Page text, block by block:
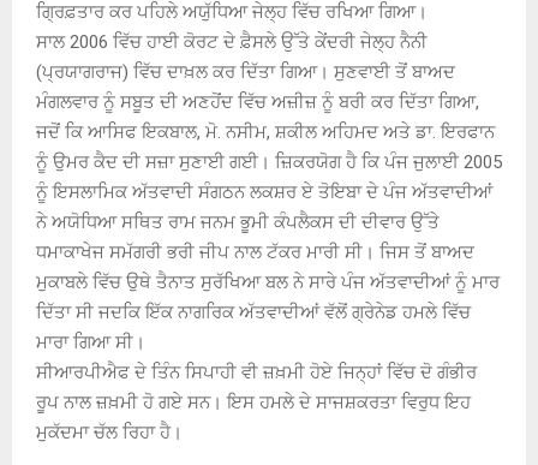
ਗ੍ਰਿਫ਼ਤਾਰ ਕਰ ਪਹਿਲੇ ਅਯੁੱਧਿਆ ਜੇਲ੍ਹ ਵਿੱਚ ਰਖਿਆ ਗਿਆ।
ਸਾਲ 2006 ਵਿੱਚ ਹਾਈ ਕੋਰਟ ਦੇ ਫ਼ੈਸਲੇ ਉੱਤੇ ਕੇਂਦਰੀ ਜੇਲ੍ਹ ਨੈਨੀ
(ਪ੍ਰਯਾਗਰਾਜ) ਵਿੱਚ ਦਾਖ਼ਲ ਕਰ ਦਿੱਤਾ ਗਿਆ। ਸੁਣਵਾਈ ਤੋਂ ਬਾਅਦ
ਮੰਗਲਵਾਰ ਨੂੰ ਸਬੂਤ ਦੀ ਅਣਹੋਂਦ ਵਿੱਚ ਅਜ਼ੀਜ਼ ਨੂੰ ਬਰੀ ਕਰ ਦਿੱਤਾ ਗਿਆ,
ਜਦੋਂ ਕਿ ਆਸਿਫ ਇਕਬਾਲ, ਮੋ. ਨਸੀਮ, ਸ਼ਕੀਲ ਅਹਿਮਦ ਅਤੇ ਡਾ. ਇਰਫਾਨ
ਨੂੰ ਉਮਰ ਕੈਦ ਦੀ ਸਜ਼ਾ ਸੁਣਾਈ ਗਈ। ਜ਼ਿਕਰਯੋਗ ਹੈ ਕਿ ਪੰਜ ਜੁਲਾਈ 2005
ਨੂੰ ਇਸਲਾਮਿਕ ਅੱਤਵਾਦੀ ਸੰਗਠਨ ਲਕਸ਼ਰ ਏ ਤੋਇਬਾ ਦੇ ਪੰਜ ਅੱਤਵਾਦੀਆਂ
ਨੇ ਅਯੋਧਿਆ ਸਥਿਤ ਰਾਮ ਜਨਮ ਭੂਮੀ ਕੰਪਲੈਕਸ ਦੀ ਦੀਵਾਰ ਉੱਤੇ
ਧਮਾਕਾਖੇਜ ਸਮੱਗਰੀ ਭਰੀ ਜੀਪ ਨਾਲ ਟੱਕਰ ਮਾਰੀ ਸੀ। ਜਿਸ ਤੋਂ ਬਾਅਦ
ਮੁਕਾਬਲੇ ਵਿੱਚ ਉਥੇ ਤੈਨਾਤ ਸੁਰੱਖਿਆ ਬਲ ਨੇ ਸਾਰੇ ਪੰਜ ਅੱਤਵਾਦੀਆਂ ਨੂੰ ਮਾਰ
ਦਿੱਤਾ ਸੀ ਜਦਕਿ ਇੱਕ ਨਾਗਰਿਕ ਅੱਤਵਾਦੀਆਂ ਵੱਲੋਂ ਗ੍ਰੇਨੇਡ ਹਮਲੇ ਵਿੱਚ
ਮਾਰਾ ਗਿਆ ਸੀ।
ਸੀਆਰਪੀਐਫ ਦੇ ਤਿੰਨ ਸਿਪਾਹੀ ਵੀ ਜ਼ਖ਼ਮੀ ਹੋਏ ਜਿਨ੍ਹਾਂ ਵਿੱਚ ਦੋ ਗੰਭੀਰ
ਰੂਪ ਨਾਲ ਜ਼ਖ਼ਮੀ ਹੋ ਗਏ ਸਨ। ਇਸ ਹਮਲੇ ਦੇ ਸਾਜਸ਼ਕਰਤਾ ਵਿਰੁਧ ਇਹ
ਮੁਕੱਦਮਾ ਚੱਲ ਰਿਹਾ ਹੈ।